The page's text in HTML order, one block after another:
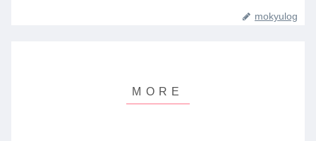
mokyulog